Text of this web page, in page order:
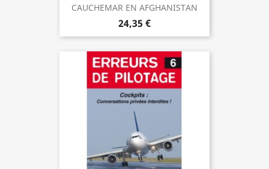
CAUCHEMAR EN AFGHANISTAN
24,35 €